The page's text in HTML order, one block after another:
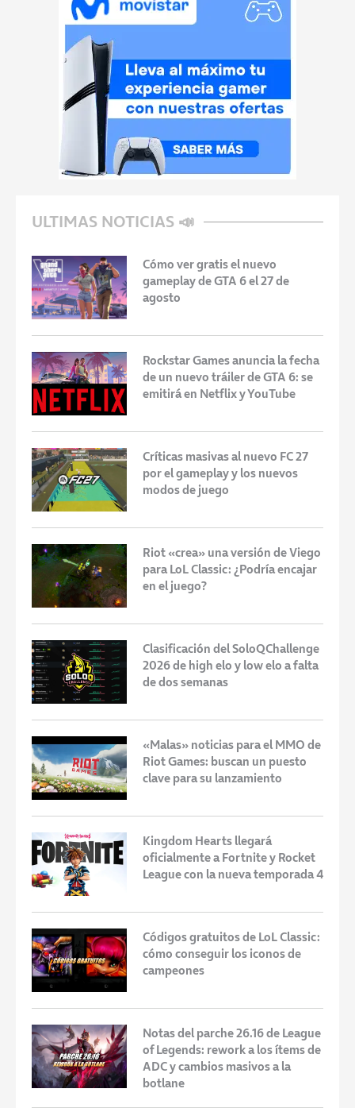
ULTIMAS NOTICIAS 📣
Cómo ver gratis el nuevo
gameplay de GTA 6 el 27 de
agosto
Rockstar Games anuncia la fecha
de un nuevo tráiler de GTA 6: se
emitirá en Netflix y YouTube
Críticas masivas al nuevo FC 27
por el gameplay y los nuevos
modos de juego
Riot «crea» una versión de Viego
para LoL Classic: ¿Podría encajar
en el juego?
Clasificación del SoloQChallenge
2026 de high elo y low elo a falta
de dos semanas
«Malas» noticias para el MMO de
Riot Games: buscan un puesto
clave para su lanzamiento
Kingdom Hearts llegará
oficialmente a Fortnite y Rocket
League con la nueva temporada 4
Códigos gratuitos de LoL Classic:
cómo conseguir los iconos de
campeones
Notas del parche 26.16 de League
of Legends: rework a los ítems de
ADC y cambios masivos a la
botlane